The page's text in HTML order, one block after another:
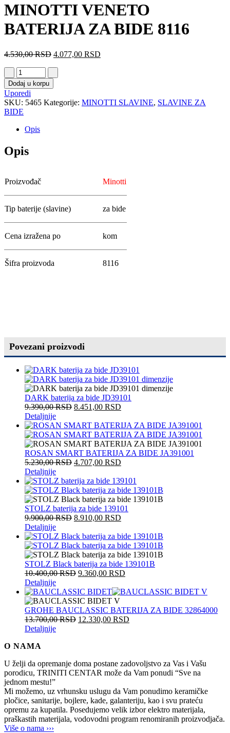
MINOTTI VENETO
BATERIJA ZA BIDE 8116
4.530,00RSD 4.077,00 RSD
Dodaj u korpu
Uporedi
SKU: 5465 Kategorije: MINOTTI SLAVINE, SLAVINE ZA
BIDE
Opis
Opis
Proizvođač Minotti
Tip baterije (slavine) za bide
Cena izražena po kom
Šifra proizvoda 8116
Povezani proizvodi
DARK baterija za bide JD39101
9.390,00RSD 8.451,00 RSD
Detaljnije
ROSAN SMART BATERIJA ZA BIDE JA391001
5.230,00RSD 4.707,00 RSD
Detaljnije
STOLZ baterija za bide 139101
9.900,00RSD 8.910,00 RSD
Detaljnije
STOLZ Black baterija za bide 139101B
10.400,00RSD 9.360,00 RSD
Detaljnije
GROHE BAUCLASSIC BATERIJA ZA BIDE 32864000
13.700,00RSD 12.330,00 RSD
Detaljnije
O NAMA
U želji da opremanje doma postane zadovoljstvo za Vas i Vašu
porodicu, TRINITI CENTAR može da Vam ponudi “Sve na
jednom mestu!”
Mi možemo, uz vrhunsku uslugu da Vam ponudimo keramičke
pločice, sanitarije, bojlere, kade, galanteriju, kao i svu prateću
opremu za kupatila. Posedujemo velik izbor elektro materijala,
praškastih materijala, vodovodni program renomiranih proizvodjača.
Više o nama ›››